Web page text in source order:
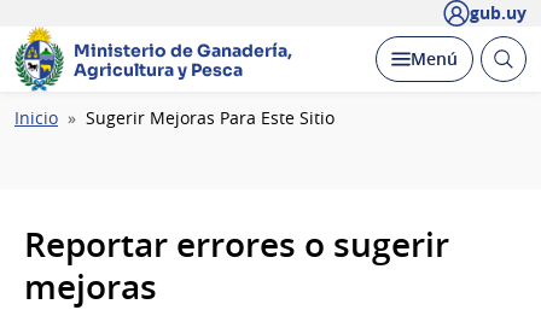
gub.uy
Ministerio de Ganadería,
Agricultura y Pesca
Desplegar
Menú Abrir
Ruta
Inicio Sugerir Mejoras Para Este Sitio
Reportar errores o sugerir
mejoras